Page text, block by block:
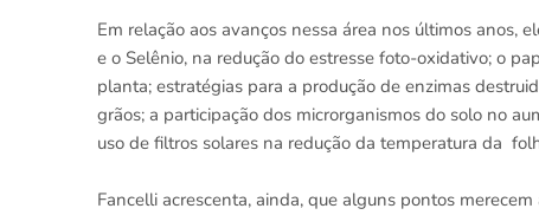
Em relação aos avanços nessa área nos últimos anos,
e o Selênio, na redução do estresse foto-oxidativo; o
planta; estratégias para a produção de enzimas
grãos; a participação dos microrganismos do solo no
uso de filtros solares na redução da temperatura da
Fancelli acrescenta, ainda, que alguns pontos